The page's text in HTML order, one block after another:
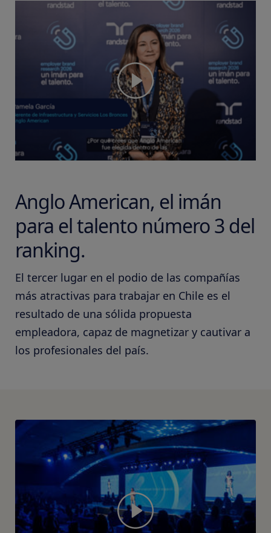
Anglo American, el imán
para el talento número 3 del
ranking.
El tercer lugar en el podio de las compañías
más atractivas para trabajar en Chile es el
resultado de una sólida propuesta
empleadora, capaz de magnetizar y cautivar a
los profesionales del país.